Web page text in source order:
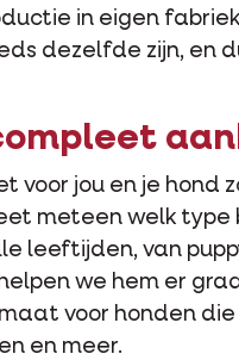
in eigen
dezelfde zijn, en
voor jou en je hond
meteen welk
leeftijden, van
we hem er
voor honden
en meer.